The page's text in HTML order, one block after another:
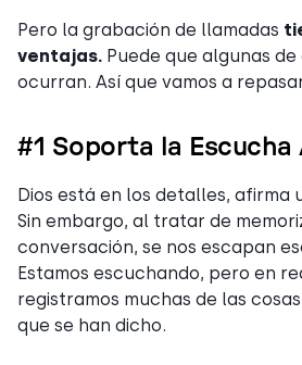
Pero la grabación de llamadas
ventajas. Puede que algunas
ocurran. Así que vamos a
#1 Soporta la Escucha
Dios está en los detalles, afirma
Sin embargo, al tratar de
conversación, se nos escapan
Estamos escuchando, pero en
registramos muchas de las
que se han dicho.